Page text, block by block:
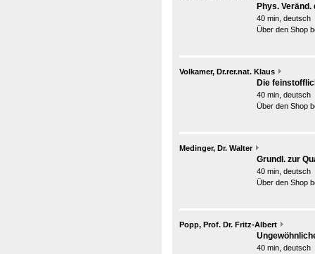
Phys.
40 min, deutsch
Über den Shop
Volkamer, Dr.rer.nat. Klaus
Die
40 min, deutsch
Über den Shop
Medinger, Dr. Walter
Grundl. zur
40 min, deutsch
Über den Shop
Popp, Prof. Dr. Fritz-Albert
40 min, deutsch